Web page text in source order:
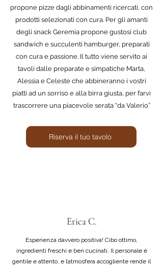
propone pizze dagli abbinamenti ricercati, con
prodotti selezionati con cura. Per gli amanti
degli snack Geremia propone gustosi club
sandwich e succulenti hamburger, preparati
con cura e passione. Il tutto viene servito ai
tavoli dalle preparate e simpatiche Marta,
Alessia e Celeste che abbineranno i vostri
piatti ad un sorriso e alla birra giusta, per farvi
trascorrere una piacevole serata “da Valerio”
Riserva il tuo tavolo
Erica C.
Esperienza davvero positiva! Cibo ottimo,
ingredienti freschi e ben cucinati. Il personale è
gentile e attento, e l’atmosfera accogliente rende il